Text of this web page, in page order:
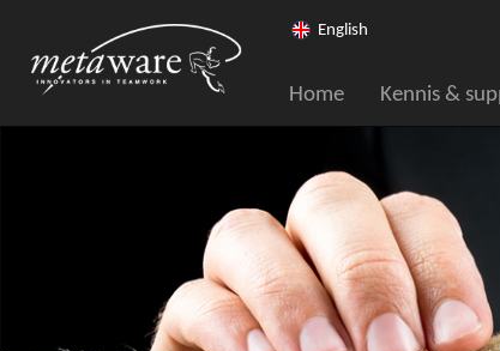
English
Home Kennis &